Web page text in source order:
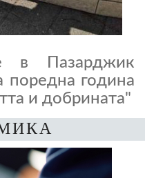
в Пазарджик
поредна година
и добрината"